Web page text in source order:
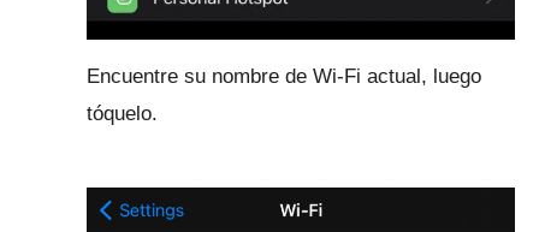
Encuentre su nombre de Wi-Fi actual, luego
tóquelo.